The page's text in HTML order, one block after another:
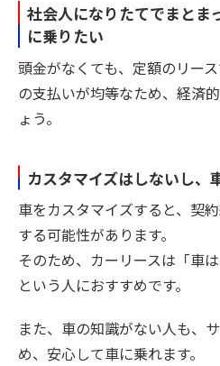
社会人になりたてでまとま
に乗りたい
頭金がなくても、定額のリー
の支払いが均等なため、経済
ょう。
カスタマイズはしないし、
車をカスタマイズすると、契
する可能性があります。
そのため、カーリースは「車
という人におすすめです。
また、車の知識がない人も、
め、安心して車に乗れます。